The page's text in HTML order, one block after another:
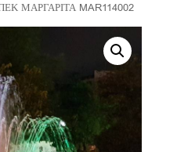
ΜΑΡΓΑΡΙΤΑ MAR114002